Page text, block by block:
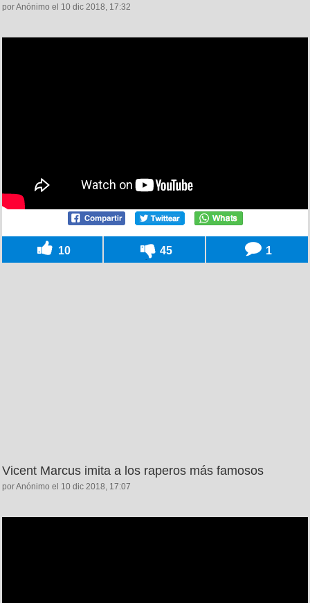
por Anónimo el 10 dic 2018, 17:32
10 45 1
Vicent Marcus imita a los raperos más famosos
por Anónimo el 10 dic 2018, 17:07